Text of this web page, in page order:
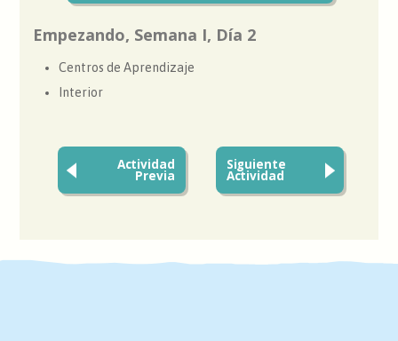
Empezando, Semana I, Día 2
Centros de Aprendizaje
Interior
Actividad
Previa
Siguiente
Actividad